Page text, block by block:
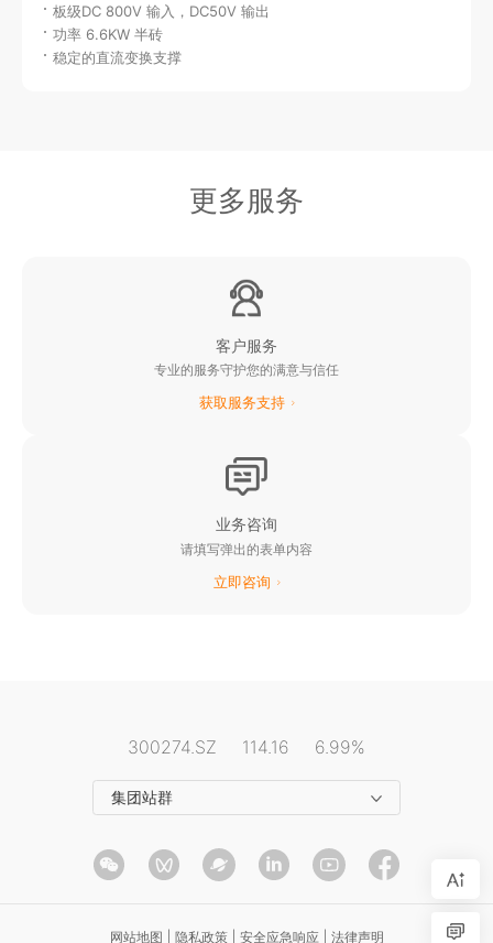
板级DC 800V 输入，DC50V 输出
功率 6.6KW 半砖
稳定的直流变换支撑
更多服务
客户服务
专业的服务守护您的满意与信任
获取服务支持
业务咨询
请填写弹出的表单内容
立即咨询
300274.SZ 114.16 6.99%
集团站群
阳光新能源业务网站
阳光电动力业务网站
阳光云平台
网站地图 隐私政策 安全应急响应 法律声明